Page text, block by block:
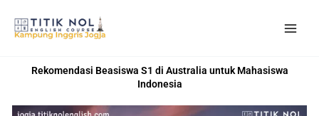
content
Rekomendasi Beasiswa S1 di Australia untuk Mahasiswa
Indonesia